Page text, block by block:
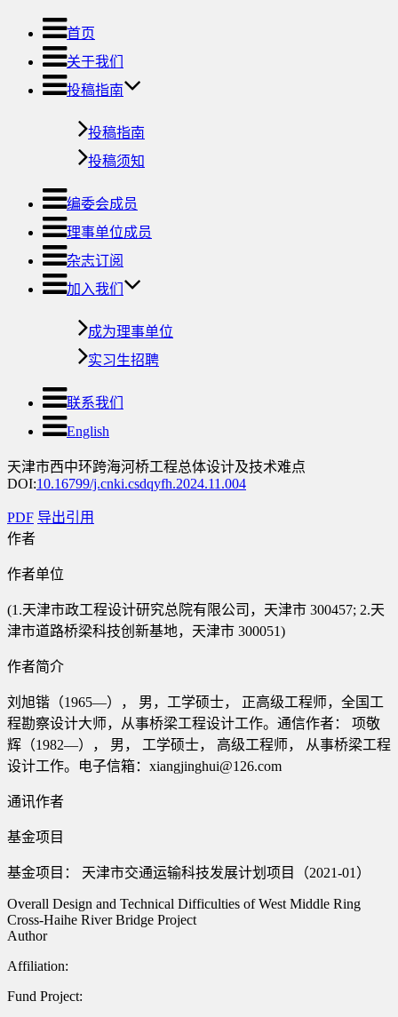
首页
关于我们
投稿指南
投稿指南
投稿须知
编委会成员
理事单位成员
杂志订阅
加入我们
成为理事单位
实习生招聘
联系我们
English
天津市西中环跨海河桥工程总体设计及技术难点
DOI:10.16799/j.cnki.csdqyfh.2024.11.004
PDF 导出引用
作者
作者单位
(1.天津市政工程设计研究总院有限公司，天津市 300457; 2.天
津市道路桥梁科技创新基地，天津市 300051)
作者简介
刘旭锴（1965—）， 男，工学硕士， 正高级工程师，全国工
程勘察设计大师，从事桥梁工程设计工作。通信作者： 项敬
辉（1982—）， 男， 工学硕士， 高级工程师， 从事桥梁工程
设计工作。电子信箱：xiangjinghui@126.com
通讯作者
基金项目
基金项目： 天津市交通运输科技发展计划项目（2021-01）
Overall Design and Technical Difficulties of West Middle Ring
Cross-Haihe River Bridge Project
Author
Affiliation:
Fund Project: